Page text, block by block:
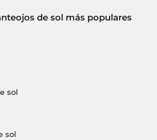
de sol más populares
sol
sol